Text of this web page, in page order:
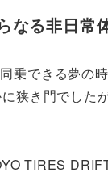
なる非日常
乗できる夢の
狭き門でした
TIRES